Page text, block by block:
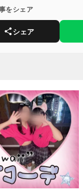
をシェア
シェア